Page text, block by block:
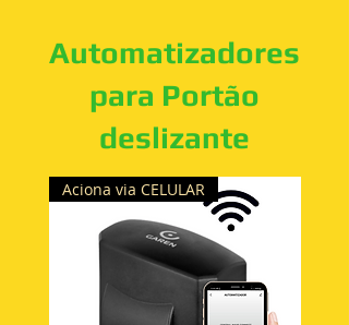
Automatizadores
para Portão
deslizante
Aciona via CELULAR